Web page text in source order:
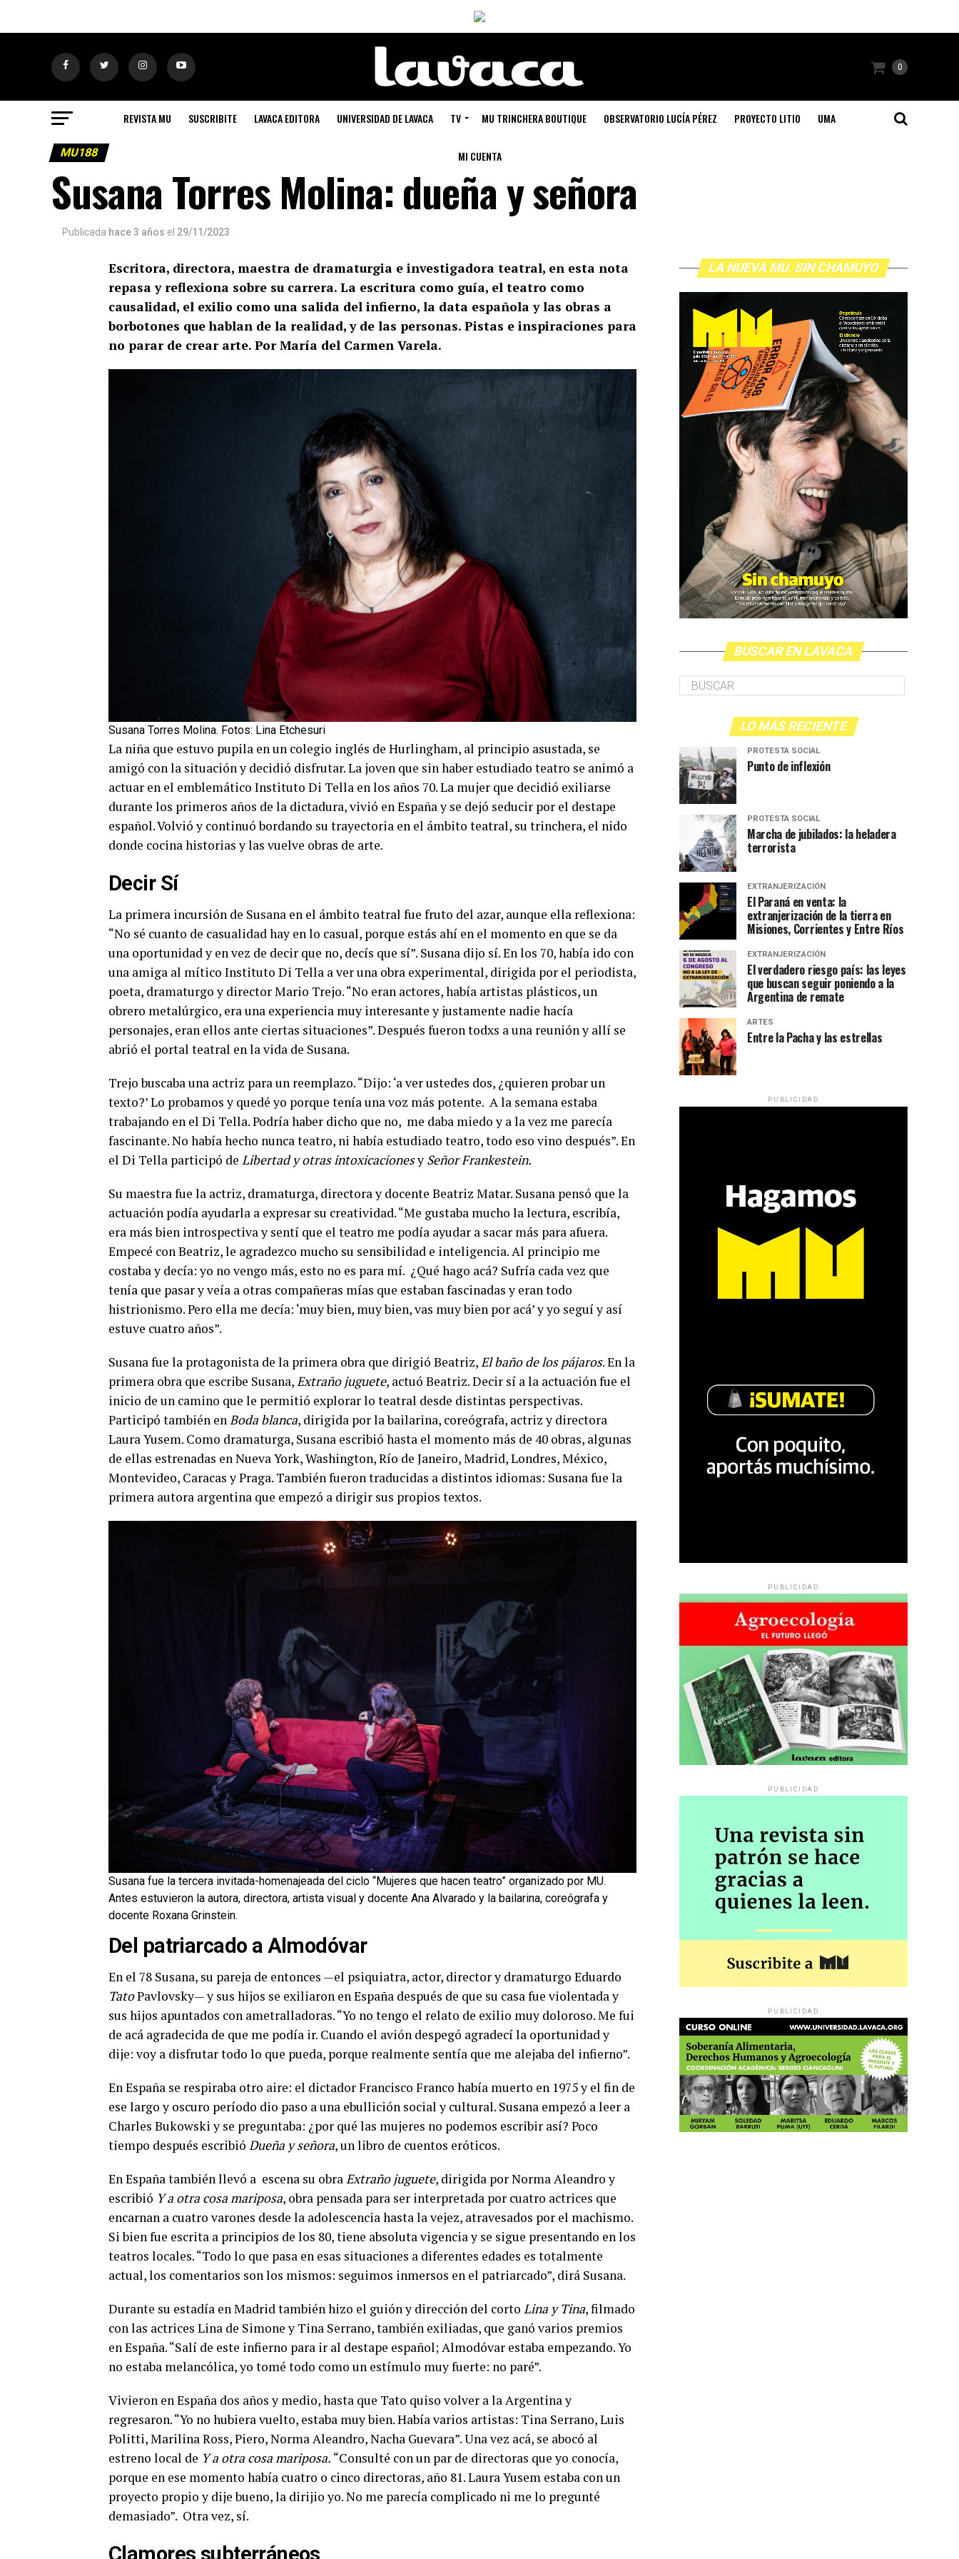
0
REVISTA MU SUSCRIBITE LAVACA EDITORA UNIVERSIDAD DE LAVACA TV MU TRINCHERA BOUTIQUE OBSERVATORIO LUCÍA PÉREZ PROYECTO LITIO UMA
MI CUENTA
MU188
Susana Torres Molina: dueña y señora
Publicada hace 3 años el 29/11/2023
Escritora, directora, maestra de dramaturgia e investigadora teatral, en esta nota
repasa y reflexiona sobre su carrera. La escritura como guía, el teatro como
causalidad, el exilio como una salida del infierno, la data española y las obras a
borbotones que hablan de la realidad, y de las personas. Pistas e inspiraciones para
no parar de crear arte. Por María del Carmen Varela.
Susana Torres Molina. Fotos: Lina Etchesuri
La niña que estuvo pupila en un colegio inglés de Hurlingham, al principio asustada, se
amigó con la situación y decidió disfrutar. La joven que sin haber estudiado teatro se animó a
actuar en el emblemático Instituto Di Tella en los años 70. La mujer que decidió exiliarse
durante los primeros años de la dictadura, vivió en España y se dejó seducir por el destape
español. Volvió y continuó bordando su trayectoria en el ámbito teatral, su trinchera, el nido
donde cocina historias y las vuelve obras de arte.
Decir Sí
La primera incursión de Susana en el ámbito teatral fue fruto del azar, aunque ella reflexiona:
“No sé cuanto de casualidad hay en lo casual, porque estás ahí en el momento en que se da
una oportunidad y en vez de decir que no, decís que sí”. Susana dijo sí. En los 70, había ido con
una amiga al mítico Instituto Di Tella a ver una obra experimental, dirigida por el periodista,
poeta, dramaturgo y director Mario Trejo. “No eran actores, había artistas plásticos, un
obrero metalúrgico, era una experiencia muy interesante y justamente nadie hacía
personajes, eran ellos ante ciertas situaciones”. Después fueron todxs a una reunión y allí se
abrió el portal teatral en la vida de Susana.
Trejo buscaba una actriz para un reemplazo. “Dijo: ‘a ver ustedes dos, ¿quieren probar un
texto?’ Lo probamos y quedé yo porque tenía una voz más potente. A la semana estaba
trabajando en el Di Tella. Podría haber dicho que no, me daba miedo y a la vez me parecía
fascinante. No había hecho nunca teatro, ni había estudiado teatro, todo eso vino después”. En
el Di Tella participó de Libertad y otras intoxicacionesy Señor Frankestein.
Su maestra fue la actriz, dramaturga, directora y docente Beatriz Matar. Susana pensó que la
actuación podía ayudarla a expresar su creatividad. “Me gustaba mucho la lectura, escribía,
era más bien introspectiva y sentí que el teatro me podía ayudar a sacar más para afuera.
Empecé con Beatriz, le agradezco mucho su sensibilidad e inteligencia. Al principio me
costaba y decía: yo no vengo más, esto no es para mí. ¿Qué hago acá? Sufría cada vez que
tenía que pasar y veía a otras compañeras mías que estaban fascinadas y eran todo
histrionismo. Pero ella me decía: ‘muy bien, muy bien, vas muy bien por acá’ y yo seguí y así
estuve cuatro años”.
Susana fue la protagonista de la primera obra que dirigió Beatriz, El baño de los pájaros. En la
primera obra que escribe Susana, Extraño juguete, actuó Beatriz. Decir sí a la actuación fue el
inicio de un camino que le permitió explorar lo teatral desde distintas perspectivas.
Participó también en Boda blanca, dirigida por la bailarina, coreógrafa, actriz y directora
Laura Yusem. Como dramaturga, Susana escribió hasta el momento más de 40 obras, algunas
de ellas estrenadas en Nueva York, Washington, Río de Janeiro, Madrid, Londres, México,
Montevideo, Caracas y Praga. También fueron traducidas a distintos idiomas: Susana fue la
primera autora argentina que empezó a dirigir sus propios textos.
Susana fue la tercera invitada-homenajeada del ciclo “Mujeres que hacen teatro” organizado por MU.
Antes estuvieron la autora, directora, artista visual y docente Ana Alvarado y la bailarina, coreógrafa y
docente Roxana Grinstein.
Del patriarcado a Almodóvar
En el 78 Susana, su pareja de entonces —el psiquiatra, actor, director y dramaturgo Eduardo
TatoPavlovsky— y sus hijos se exiliaron en España después de que su casa fue violentada y
sus hijos apuntados con ametralladoras. “Yo no tengo el relato de exilio muy doloroso. Me fui
de acá agradecida de que me podía ir. Cuando el avión despegó agradecí la oportunidad y
dije: voy a disfrutar todo lo que pueda, porque realmente sentía que me alejaba del infierno”.
En España se respiraba otro aire: el dictador Francisco Franco había muerto en 1975 y el fin de
ese largo y oscuro período dio paso a una ebullición social y cultural. Susana empezó a leer a
Charles Bukowski y se preguntaba: ¿por qué las mujeres no podemos escribir así? Poco
tiempo después escribió Dueña y señora, un libro de cuentos eróticos.
En España también llevó a escena su obraExtraño juguete, dirigida por Norma Aleandro y
escribió Y a otra cosa mariposa, obra pensada para ser interpretada por cuatro actrices que
encarnan a cuatro varones desde la adolescencia hasta la vejez, atravesados por el machismo.
Si bien fue escrita a principios de los 80, tiene absoluta vigencia y se sigue presentando en los
teatros locales. “Todo lo que pasa en esas situaciones a diferentes edades es totalmente
actual, los comentarios son los mismos: seguimos inmersos en el patriarcado”, dirá Susana.
Durante su estadía en Madrid también hizo el guión y dirección del corto Lina y Tina, filmado
con las actrices Lina de Simone y Tina Serrano, también exiliadas, que ganó varios premios
en España. “Salí de este infierno para ir al destape español; Almodóvar estaba empezando. Yo
no estaba melancólica, yo tomé todo como un estímulo muy fuerte: no paré”.
Vivieron en España dos años y medio, hasta que Tato quiso volver a la Argentina y
regresaron. “Yo no hubiera vuelto, estaba muy bien. Había varios artistas: Tina Serrano, Luis
Politti, Marilina Ross, Piero, Norma Aleandro, Nacha Guevara”. Una vez acá, se abocó al
estreno local de Y a otra cosa mariposa. “Consulté con un par de directoras que yo conocía,
porque en ese momento había cuatro o cinco directoras, año 81. Laura Yusem estaba con un
proyecto propio y dije bueno, la dirijio yo. No me parecía complicado ni me lo pregunté
demasiado”. Otra vez, sí.
Clamores subterráneos
LA NUEVA MU. SIN CHAMUYO
BUSCAR EN LAVACA
LO MÁS RECIENTE
PROTESTA SOCIAL
Punto de inflexión
PROTESTA SOCIAL
Marcha de jubilados: la heladera
terrorista
EXTRANJERIZACIÓN
El Paraná en venta: la
extranjerización de la tierra en
Misiones, Corrientes y Entre Ríos
EXTRANJERIZACIÓN
El verdadero riesgo país: las leyes
que buscan seguir poniendo a la
Argentina de remate
ARTES
Entre la Pacha y las estrellas
PUBLICIDAD
PUBLICIDAD
PUBLICIDAD
PUBLICIDAD